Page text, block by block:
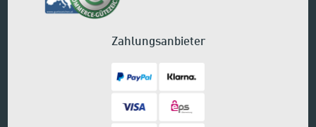
Zahlungsanbieter